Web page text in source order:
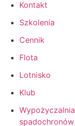
Kontakt
Szkolenia
Cennik
Flota
Lotnisko
Klub
Wypożyczalnia
spadochronów